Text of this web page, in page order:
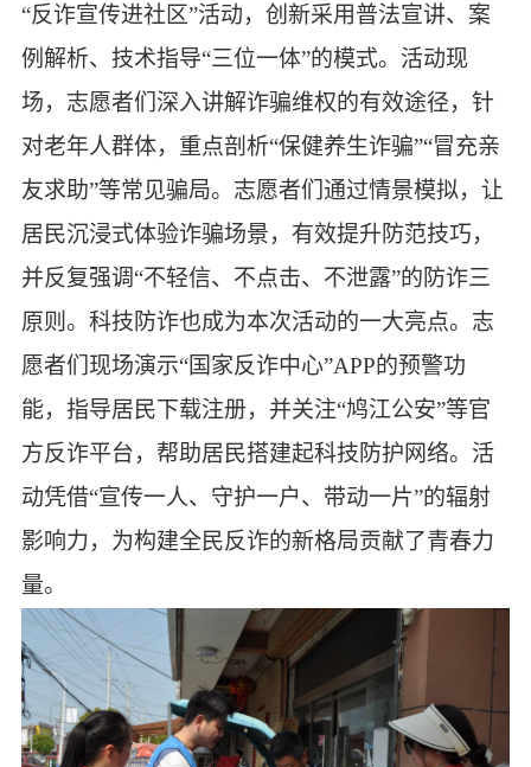
“反诈宣传进社区”活动，创新采用普法宣讲、案
例解析、技术指导“三位一体”的模式。活动现
场，志愿者们深入讲解诈骗维权的有效途径，针
对老年人群体，重点剖析“保健养生诈骗”“冒充亲
友求助”等常见骗局。志愿者们通过情景模拟，让
居民沉浸式体验诈骗场景，有效提升防范技巧，
并反复强调“不轻信、不点击、不泄露”的防诈三
原则。科技防诈也成为本次活动的一大亮点。志
愿者们现场演示“国家反诈中心”APP的预警功
能，指导居民下载注册，并关注“鸠江公安”等官
方反诈平台，帮助居民搭建起科技防护网络。活
动凭借“宣传一人、守护一户、带动一片”的辐射
影响力，为构建全民反诈的新格局贡献了青春力
量。